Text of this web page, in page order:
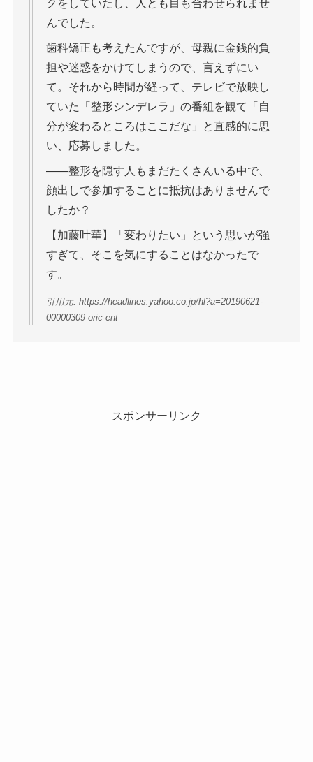
クをしていたし、人とも目も合わせられませ
んでした。
歯科矯正も考えたんですが、母親に金銭的負
担や迷惑をかけてしまうので、言えずにい
て。それから時間が経って、テレビで放映し
ていた「整形シンデレラ」の番組を観て「自
分が変わるところはここだな」と直感的に思
い、応募しました。
――整形を隠す人もまだたくさんいる中で、
顔出しで参加することに抵抗はありませんで
したか？
【加藤叶華】「変わりたい」という思いが強
すぎて、そこを気にすることはなかったで
す。
引用元: https://headlines.yahoo.co.jp/hl?a=20190621-
00000309-oric-ent
スポンサーリンク